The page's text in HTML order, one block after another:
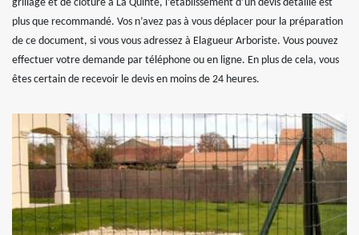
grillage et de clôture à La Quinte, l’établissement d’un devis détaillé est
plus que recommandé. Vos n’avez pas à vous déplacer pour la préparation
de ce document, si vous vous adressez à Elagueur Arboriste. Vous pouvez
effectuer votre demande par téléphone ou en ligne. En plus de cela, vous
êtes certain de recevoir le devis en moins de 24 heures.